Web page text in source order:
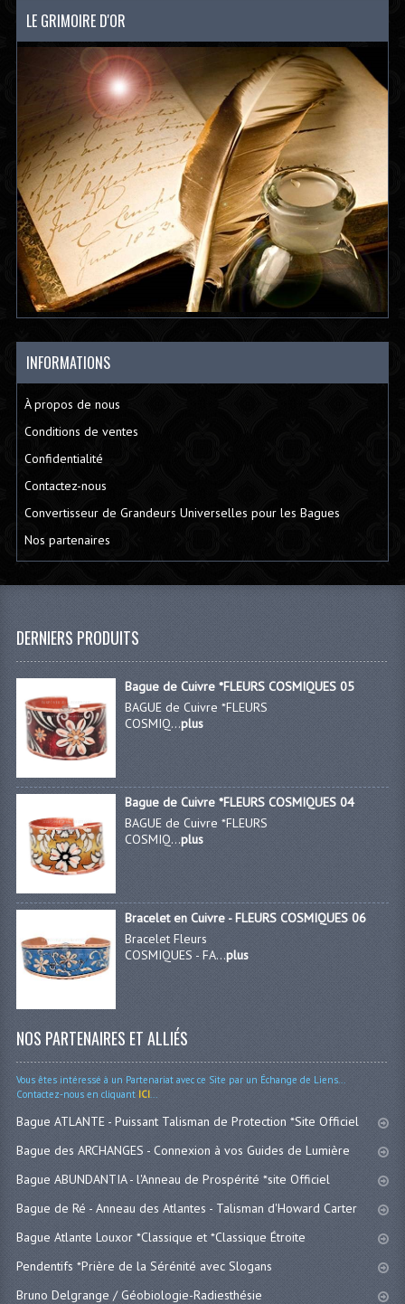
LE GRIMOIRE D'OR
INFORMATIONS
À propos de nous
Conditions de ventes
Confidentialité
Contactez-nous
Convertisseur de Grandeurs Universelles pour les Bagues
Nos partenaires
DERNIERS PRODUITS
Bague de Cuivre *FLEURS COSMIQUES 05
BAGUE de Cuivre *FLEURS
COSMIQ...plus
Bague de Cuivre *FLEURS COSMIQUES 04
BAGUE de Cuivre *FLEURS
COSMIQ...plus
Bracelet en Cuivre - FLEURS COSMIQUES 06
Bracelet Fleurs
COSMIQUES - FA...plus
NOS PARTENAIRES ET ALLIÉS
Vous êtes intéressé à un Partenariat avec ce Site par un Échange de Liens...
Contactez-nous en cliquantICI...
Bague ATLANTE - Puissant Talisman de Protection *Site Officiel
Bague des ARCHANGES - Connexion à vos Guides de Lumière
Bague ABUNDANTIA - l'Anneau de Prospérité *site Officiel
Bague de Ré - Anneau des Atlantes - Talisman d'Howard Carter
Bague Atlante Louxor *Classique et *Classique Étroite
Pendentifs *Prière de la Sérénité avec Slogans
Bruno Delgrange / Géobiologie-Radiesthésie